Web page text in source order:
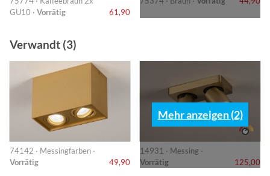
GU10 · Vorrätig 61,90
Verwandt (3)
74142 · Messingfarben ·
Vorrätig
49,90
14931 · Messing ·
Vorrätig
125,00
Mehr anzeigen (2)